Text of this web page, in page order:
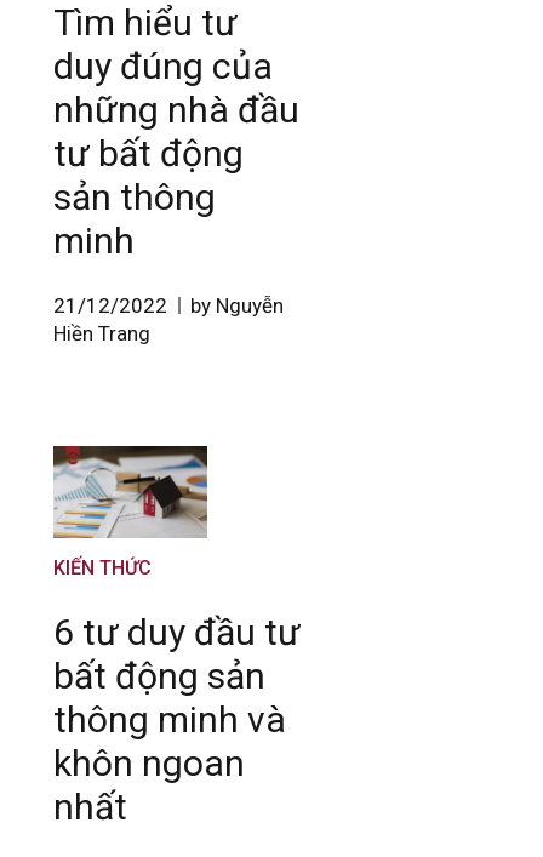
Tìm hiểu tư
duy đúng của
những nhà đầu
tư bất động
sản thông
minh
21/12/2022
by Nguyễn
Hiền Trang
KIẾN THỨC
6 tư duy đầu tư
bất động sản
thông minh và
khôn ngoan
nhất